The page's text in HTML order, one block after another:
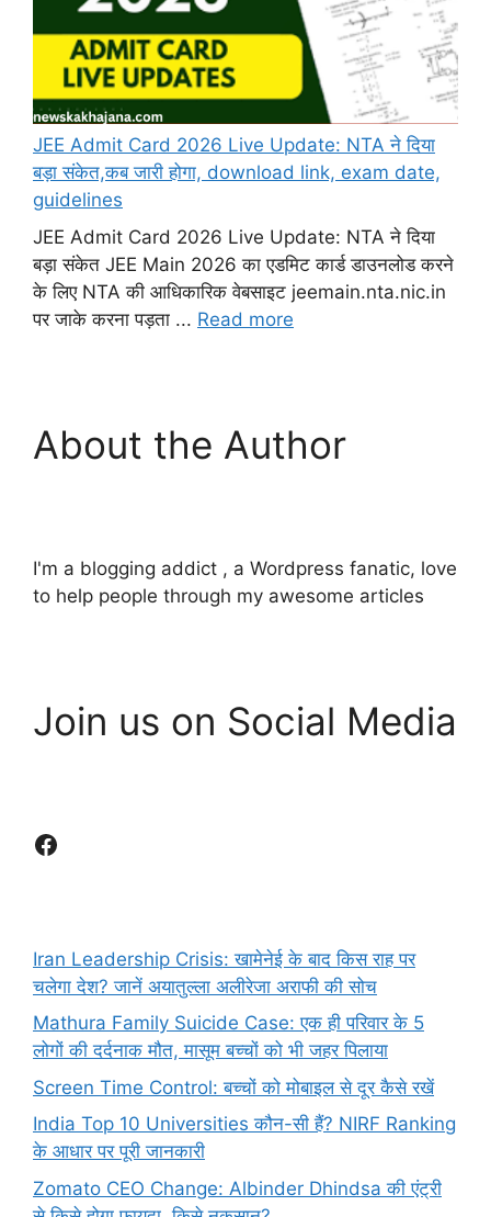
JEE Admit Card 2026 Live Update: NTA ने दिया
बड़ा संकेत,कब जारी होगा, download link, exam date,
guidelines
JEE Admit Card 2026 Live Update: NTA ने दिया
बड़ा संकेत JEE Main 2026 का एडमिट कार्ड डाउनलोड करने
के लिए NTA की आधिकारिक वेबसाइट jeemain.nta.nic.in
पर जाके करना पड़ता ... Read more
About the Author
I'm a blogging addict , a Wordpress fanatic, love
to help people through my awesome articles
Join us on Social Media
Facebook
Iran Leadership Crisis: खामेनेई के बाद किस राह पर
चलेगा देश? जानें अयातुल्ला अलीरेजा अराफी की सोच
Mathura Family Suicide Case: एक ही परिवार के 5
लोगों की दर्दनाक मौत, मासूम बच्चों को भी जहर पिलाया
Screen Time Control: बच्चों को मोबाइल से दूर कैसे रखें
India Top 10 Universities कौन-सी हैं? NIRF Ranking
के आधार पर पूरी जानकारी
Zomato CEO Change: Albinder Dhindsa की एंट्री